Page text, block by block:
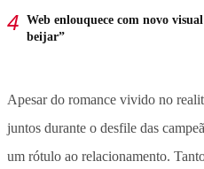
Web enlouquece com novo
beijar”
Apesar do romance vivido no
juntos durante o desfile das
um rótulo ao relacionamento.